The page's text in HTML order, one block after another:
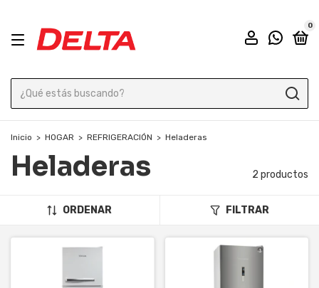
0
Inicio > HOGAR > REFRIGERACIÓN > Heladeras
Heladeras 2 productos
ORDENAR FILTRAR